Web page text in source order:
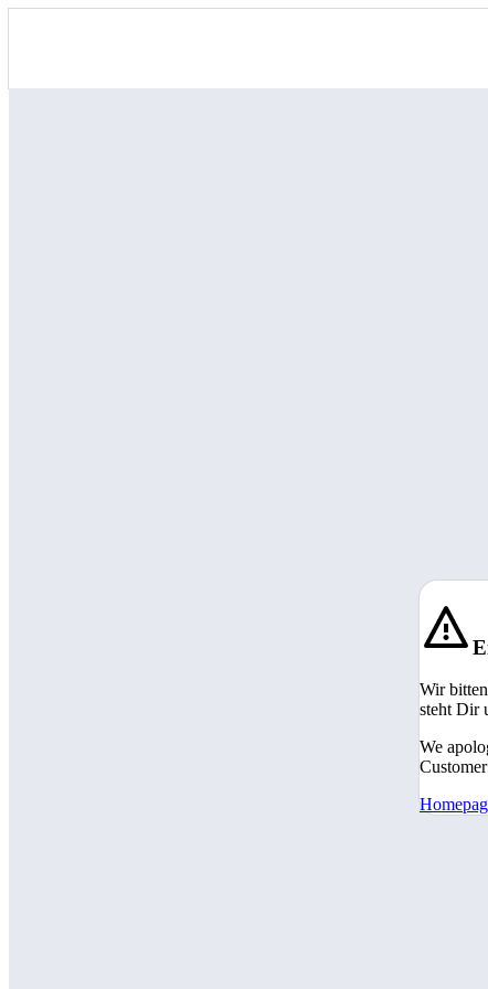
Wir
steht Dir
We